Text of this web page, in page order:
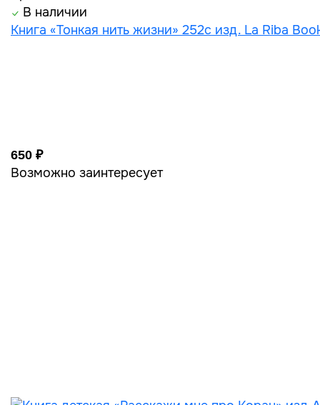
В наличии
Книга «Тонкая нить жизни» 252с изд. La Riba
650 ₽
Возможно заинтересует